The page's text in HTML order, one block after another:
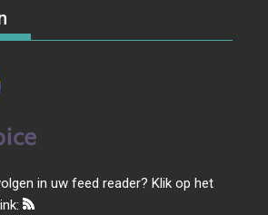
in uw feed reader? Klik op het